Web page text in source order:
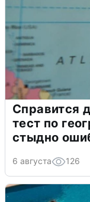
Справится
тест по
стыдно
6 августа 126